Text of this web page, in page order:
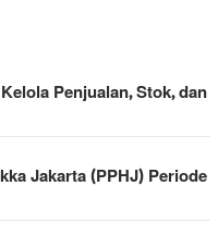
Penjualan, Stok, dan
Jakarta (PPHJ) Periode